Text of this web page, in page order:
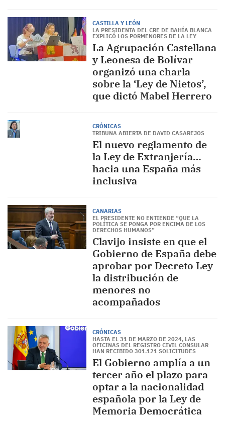
CASTILLA Y LEÓN
LA PRESIDENTA DEL CRE DE BAHÍA BLANCA
EXPLICÓ LOS PORMENORES DE LA LEY
La Agrupación Castellana
y Leonesa de Bolívar
organizó una charla
sobre la ‘Ley de Nietos’,
que dictó Mabel Herrero
CRÓNICAS
TRIBUNA ABIERTA DE DAVID CASAREJOS
El nuevo reglamento de
la Ley de Extranjería…
hacia una España más
inclusiva
CANARIAS
EL PRESIDENTE NO ENTIENDE “QUE LA
POLÍTICA SE PONGA POR ENCIMA DE LOS
DERECHOS HUMANOS”
Clavijo insiste en que el
Gobierno de España debe
aprobar por Decreto Ley
la distribución de
menores no
acompañados
CRÓNICAS
HASTA EL 31 DE MARZO DE 2024, LAS
OFICINAS DEL REGISTRO CIVIL CONSULAR
HAN RECIBIDO 301.121 SOLICITUDES
El Gobierno amplía a un
tercer año el plazo para
optar a la nacionalidad
española por la Ley de
Memoria Democrática